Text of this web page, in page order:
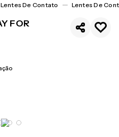
Lentes De Contato Lentes De
FOR